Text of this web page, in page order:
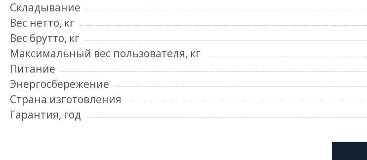
Складывание
Вес нетто, кг
Вес брутто, кг
Максимальный вес пользователя, кг
Питание
Энергосбережение
Страна изготовления
Гарантия, год